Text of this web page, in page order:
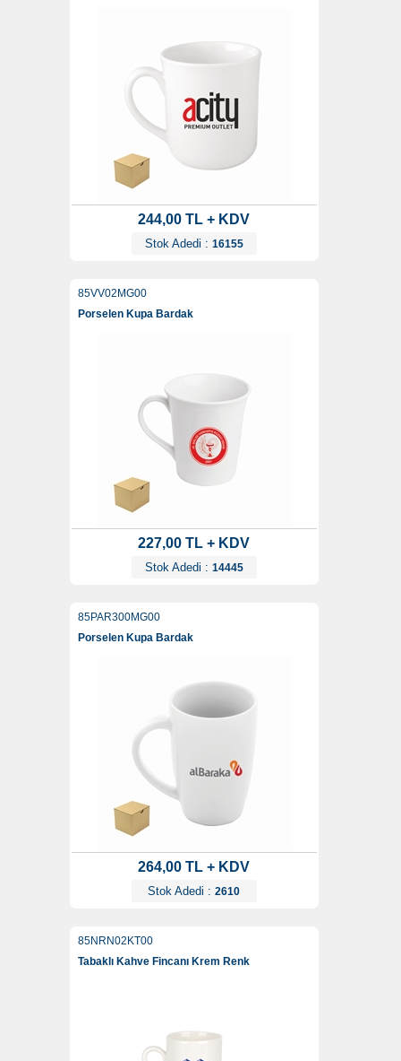
244,00 TL + KDV
Stok Adedi : 16155
85VV02MG00
Porselen Kupa Bardak
227,00 TL + KDV
Stok Adedi : 14445
85PAR300MG00
Porselen Kupa Bardak
264,00 TL + KDV
Stok Adedi : 2610
85NRN02KT00
Tabaklı Kahve Fincanı Krem Renk